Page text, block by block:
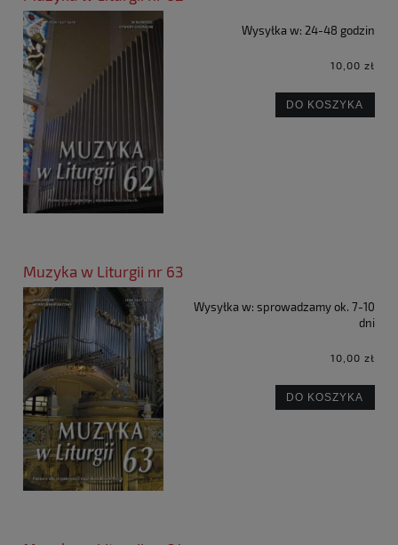
Wysyłka w: 24-48 godzin
10,00 zł
DO KOSZYKA
Muzyka w Liturgii nr 63
Wysyłka w: sprowadzamy ok. 7-10
dni
10,00 zł
DO KOSZYKA